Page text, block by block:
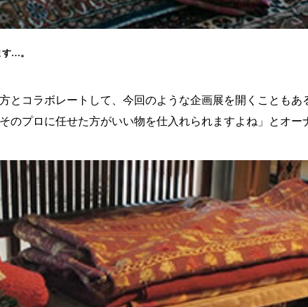
…。
コラボレートして、今回のような企画展を開くこともあ
のプロに任せた方がいい物を仕入れられますよね」とオ